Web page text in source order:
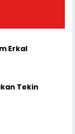
Erkal
Tekin